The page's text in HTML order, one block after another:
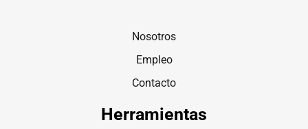
Nosotros
Empleo
Contacto
Herramientas